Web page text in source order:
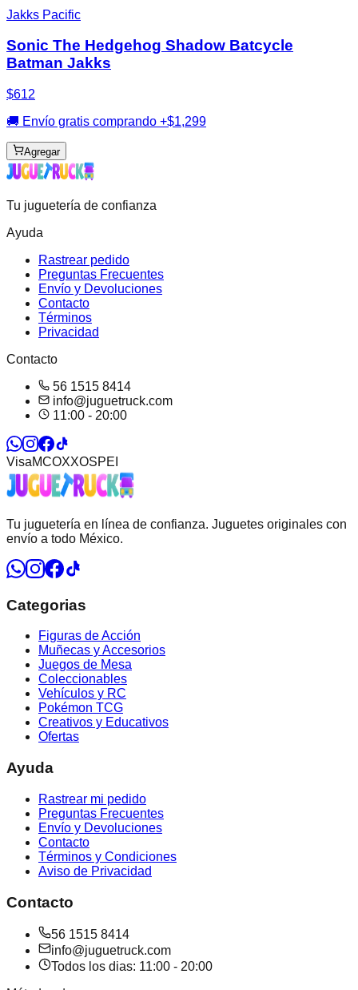
Jakks Pacific
Sonic The Hedgehog Shadow Batcycle
Batman Jakks
$612
🚚 Envío gratis comprando +$1,299
Agregar
Tu juguetería de confianza
Ayuda
Rastrear pedido
Preguntas Frecuentes
Envío y Devoluciones
Contacto
Términos
Privacidad
Contacto
56 1515 8414
info@juguetruck.com
11:00 - 20:00
VisaMCOXXOSPEI
Tu juguetería en línea de confianza. Juguetes originales con
envío a todo México.
Categorias
Figuras de Acción
Muñecas y Accesorios
Juegos de Mesa
Coleccionables
Vehículos y RC
Pokémon TCG
Creativos y Educativos
Ofertas
Ayuda
Rastrear mi pedido
Preguntas Frecuentes
Envío y Devoluciones
Contacto
Términos y Condiciones
Aviso de Privacidad
Contacto
56 1515 8414
info@juguetruck.com
Todos los dias: 11:00 - 20:00